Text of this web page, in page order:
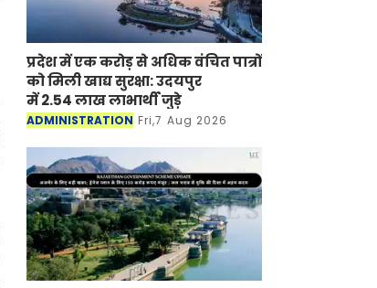
प्रदेश में एक करोड़ से अधिक वंचित पात्रों
को मिली खाद्य सुरक्षा: उदयपुर
में 2.54 लाख लाभार्थी जुड़े
ADMINISTRATION Fri,7 Aug 2026